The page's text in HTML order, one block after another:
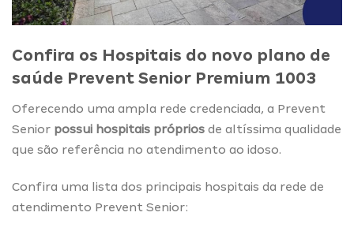
Confira os Hospitais do novo plano de
saúde Prevent Senior Premium 1003
Oferecendo uma ampla rede credenciada, a Prevent
Senior possui hospitais próprios de altíssima qualidade
que são referência no atendimento ao idoso.
Confira uma lista dos principais hospitais da rede de
atendimento Prevent Senior: